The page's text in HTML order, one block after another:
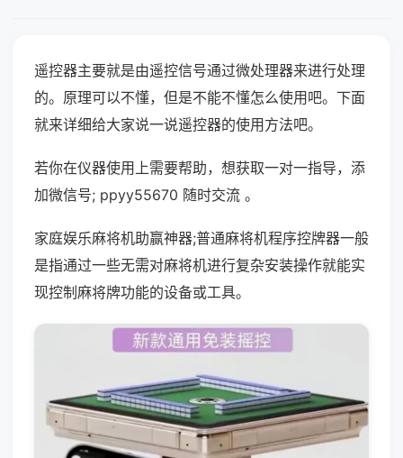
遥控器主要就是由遥控信号通过微处理器来进行处理
的。原理可以不懂，但是不能不懂怎么使用吧。下面
就来详细给大家说一说遥控器的使用方法吧。
若你在仪器使用上需要帮助，想获取一对一指导，添
加微信号; ppyy55670 随时交流 。
家庭娱乐麻将机助赢神器;普通麻将机程序控牌器一般
是指通过一些无需对麻将机进行复杂安装操作就能实
现控制麻将牌功能的设备或工具。